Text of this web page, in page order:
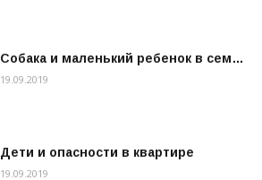
Собака и маленький ребенок в сем…
19.09.2019
Дети и опасности в квартире
19.09.2019